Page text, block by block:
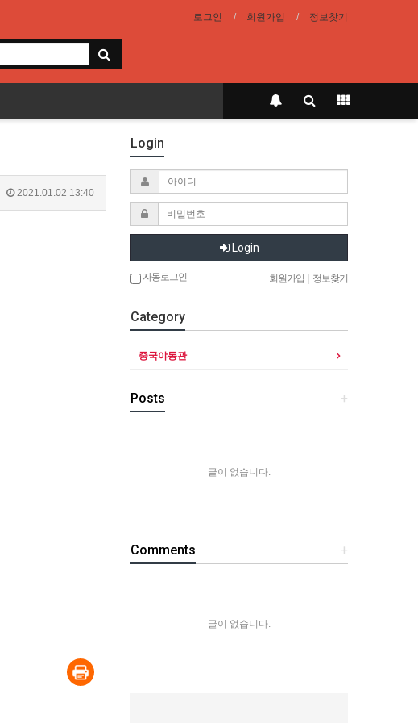
로그인 회원가입 정보찾기
2021.01.02 13:40
Login
Login
자동로그인 회원가입 정보찾기
Category
중국야동관
+
Posts
글이 없습니다.
+
Comments
글이 없습니다.